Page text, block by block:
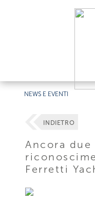
NEWS E EVENTI
INDIETRO
Ancora
Ferretti